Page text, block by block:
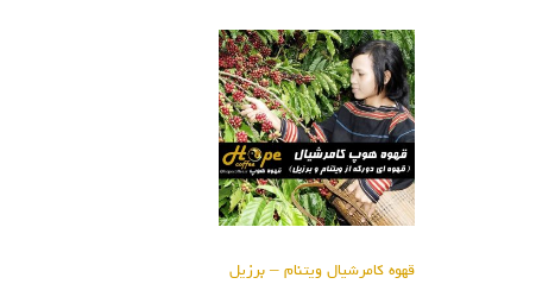
قهوه کامرشیال ویتنام – برزیل